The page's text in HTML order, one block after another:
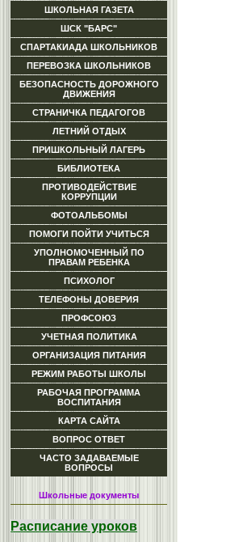
ШКОЛЬНАЯ ГАЗЕТА
ШСК "БАРС"
СПАРТАКИАДА ШКОЛЬНИКОВ
ПЕРЕВОЗКА ШКОЛЬНИКОВ
БЕЗОПАСНОСТЬ ДОРОЖНОГО
ДВИЖЕНИЯ
СТРАНИЧКА ПЕДАГОГОВ
ЛЕТНИЙ ОТДЫХ
ПРИШКОЛЬНЫЙ ЛАГЕРЬ
БИБЛИОТЕКА
ПРОТИВОДЕЙСТВИЕ
КОРРУПЦИИ
ФОТОАЛЬБОМЫ
ПОМОГИ ПОЙТИ УЧИТЬСЯ
УПОЛНОМОЧЕННЫЙ ПО
ПРАВАМ РЕБЕНКА
ПСИХОЛОГ
ТЕЛЕФОНЫ ДОВЕРИЯ
ПРОФСОЮЗ
УЧЕТНАЯ ПОЛИТИКА
ОРГАНИЗАЦИЯ ПИТАНИЯ
РЕЖИМ РАБОТЫ ШКОЛЫ
РАБОЧАЯ ПРОГРАММА
ВОСПИТАНИЯ
КАРТА САЙТА
ВОПРОС ОТВЕТ
ЧАСТО ЗАДАВАЕМЫЕ
ВОПРОСЫ
Школьные документы
Расписание уроков